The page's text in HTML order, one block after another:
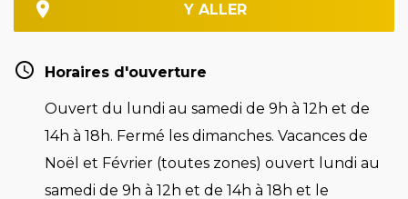
Y ALLER
Horaires d'ouverture
Ouvert du lundi au samedi de 9h à 12h et de
14h à 18h. Fermé les dimanches. Vacances de
Noël et Février (toutes zones) ouvert lundi au
samedi de 9h à 12h et de 14h à 18h et le